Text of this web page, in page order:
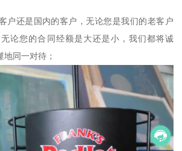
户还是国内的客户，无论您是我们的老客户
论您的合同经额是大还是小，我们都将诚
同一对待；